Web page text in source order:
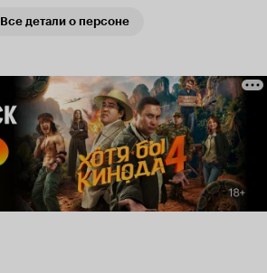
Все детали о персоне